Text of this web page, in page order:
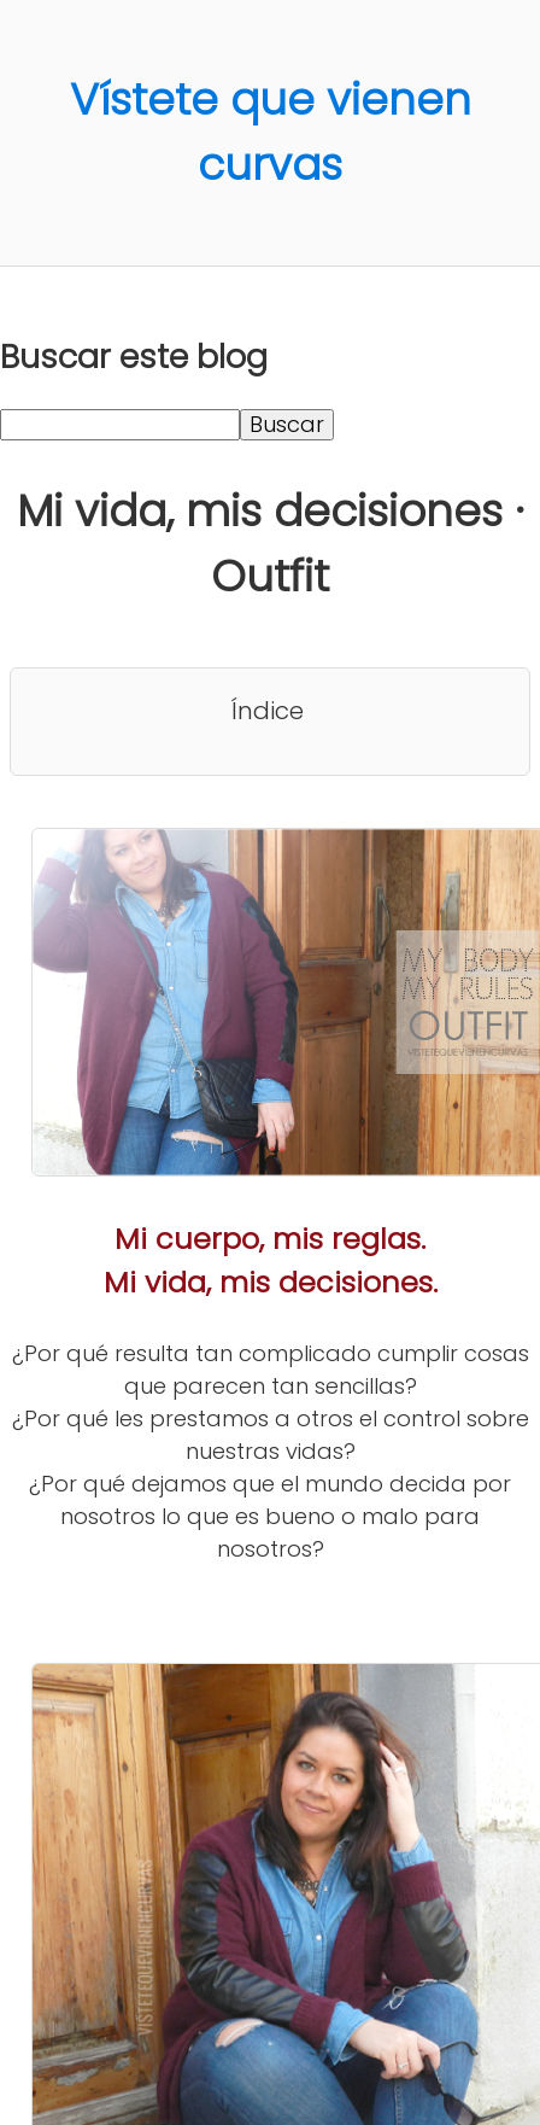
Vístete que vienen
curvas
Buscar este blog
Mi vida, mis decisiones ·
Outfit
Índice
Mi cuerpo, mis reglas.
Mi vida, mis decisiones.
¿Por qué resulta tan complicado cumplir cosas
que parecen tan sencillas?
¿Por qué les prestamos a otros el control sobre
nuestras vidas?
¿Por qué dejamos que el mundo decida por
nosotros lo que es bueno o malo para
nosotros?